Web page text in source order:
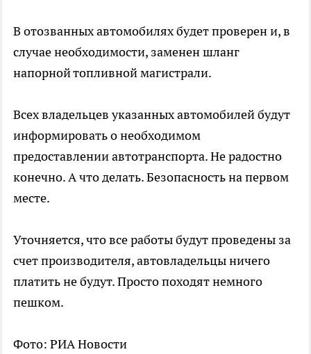
В отозванных автомобилях будет проверен и, в
случае необходимости, заменен шланг
напорной топливной магистрали.
Всех владельцев указанных автомобилей будут
информировать о необходимом
предоставлении автотранспорта. Не радостно
конечно. А что делать. Безопасность на первом
месте.
Уточняется, что все работы будут проведены за
счет производителя, автовладельцы ничего
платить не будут. Просто походят немного
пешком.
Фото: РИА Новости